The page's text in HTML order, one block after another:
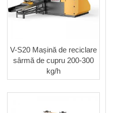
V-S20 Mașină de reciclare
sârmă de cupru 200-300
kg/h